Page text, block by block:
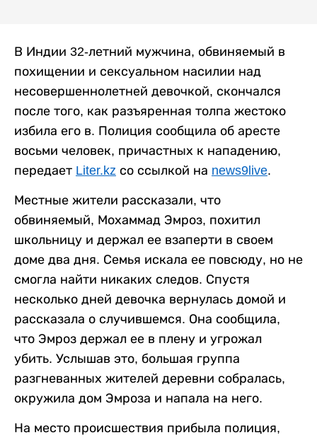
В Индии 32-летний мужчина, обвиняемый в
похищении и сексуальном насилии над
несовершеннолетней девочкой, скончался
после того, как разъяренная толпа жестоко
избила его в. Полиция сообщила об аресте
восьми человек, причастных к нападению,
передает Liter.kz со ссылкой на news9live.
Местные жители рассказали, что
обвиняемый, Мохаммад Эмроз, похитил
школьницу и держал ее взаперти в своем
доме два дня. Семья искала ее повсюду, но не
смогла найти никаких следов. Спустя
несколько дней девочка вернулась домой и
рассказала о случившемся. Она сообщила,
что Эмроз держал ее в плену и угрожал
убить. Услышав это, большая группа
разгневанных жителей деревни собралась,
окружила дом Эмроза и напала на него.
На место происшествия прибыла полиция,